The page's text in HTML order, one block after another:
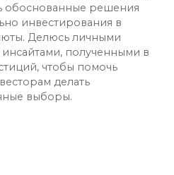
обоснованные решения
инвестирования в
Делюсь личными
полученными в
чтобы помочь
делать
выборы.